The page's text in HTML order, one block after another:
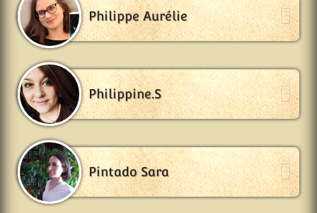
Philippe Aurélie
Philippine.S
Pintado Sara